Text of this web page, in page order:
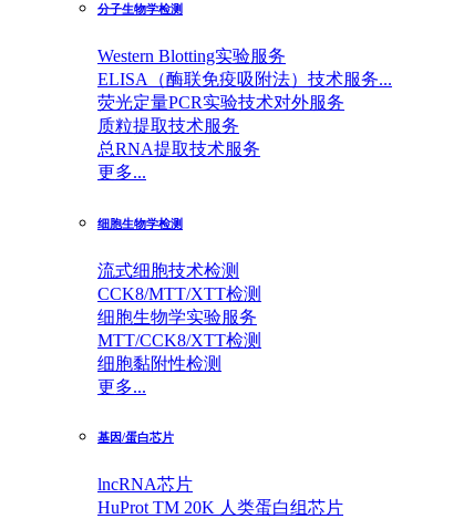
分子生物学检测
Western Blotting实验服务
ELISA（酶联免疫吸附法）技术服务...
荧光定量PCR实验技术对外服务
质粒提取技术服务
总RNA提取技术服务
更多...
细胞生物学检测
流式细胞技术检测
CCK8/MTT/XTT检测
细胞生物学实验服务
MTT/CCK8/XTT检测
细胞黏附性检测
更多...
基因/蛋白芯片
lncRNA芯片
HuProt TM 20K 人类蛋白组芯片